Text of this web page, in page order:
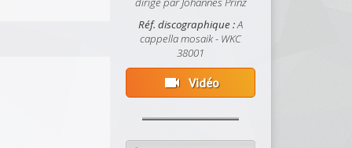
Réf. discographique :A
cappella mosaik - WKC
38001
videocam Vidéo